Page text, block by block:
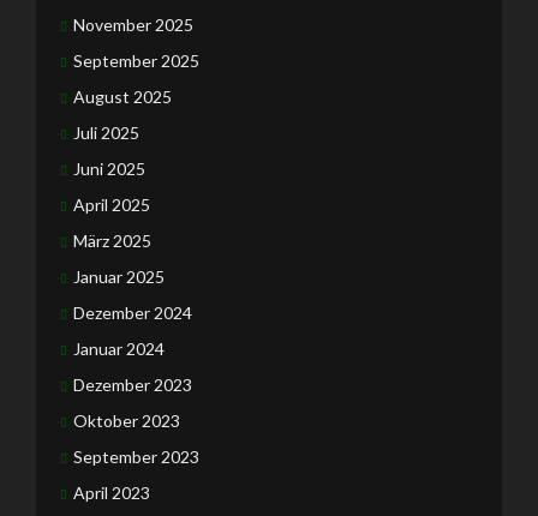
November 2025
September 2025
August 2025
Juli 2025
Juni 2025
April 2025
März 2025
Januar 2025
Dezember 2024
Januar 2024
Dezember 2023
Oktober 2023
September 2023
April 2023